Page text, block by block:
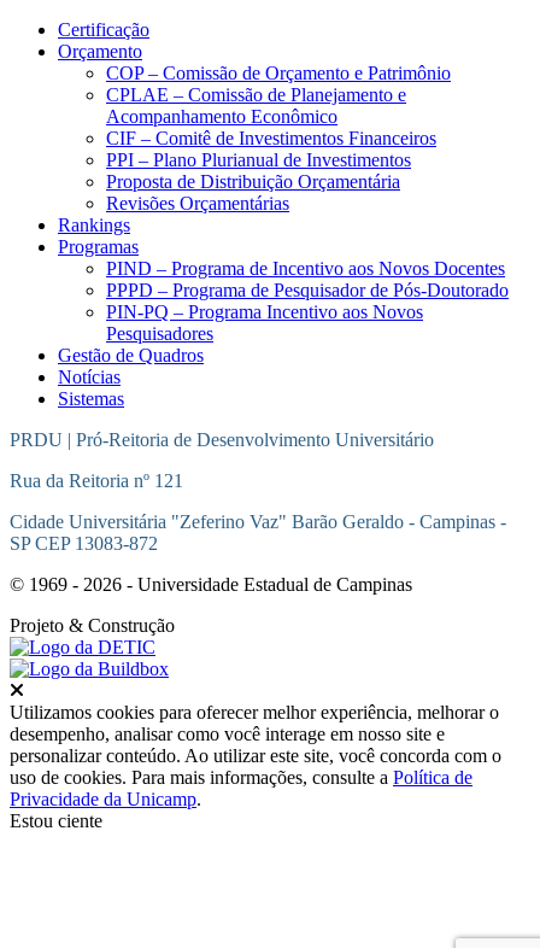
Certificação
Orçamento
COP – Comissão de Orçamento e Patrimônio
CPLAE – Comissão de Planejamento e
Acompanhamento Econômico
CIF – Comitê de Investimentos Financeiros
PPI – Plano Plurianual de Investimentos
Proposta de Distribuição Orçamentária
Revisões Orçamentárias
Rankings
Programas
PIND – Programa de Incentivo aos Novos Docentes
PPPD – Programa de Pesquisador de Pós-Doutorado
PIN-PQ – Programa Incentivo aos Novos
Pesquisadores
Gestão de Quadros
Notícias
Sistemas
PRDU | Pró-Reitoria de Desenvolvimento Universitário
Rua da Reitoria nº 121
Cidade Universitária "Zeferino Vaz" Barão Geraldo - Campinas -
SP CEP 13083-872
© 1969 - 2026 - Universidade Estadual de Campinas
Projeto & Construção
Utilizamos cookies para oferecer melhor experiência, melhorar o
desempenho, analisar como você interage em nosso site e
personalizar conteúdo. Ao utilizar este site, você concorda com o
uso de cookies. Para mais informações, consulte a Política de
Privacidade da Unicamp.
Estou ciente